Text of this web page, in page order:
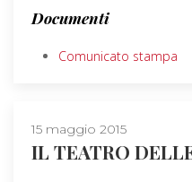
Documenti
Comunicato stampa
15 maggio 2015
IL TEATRO